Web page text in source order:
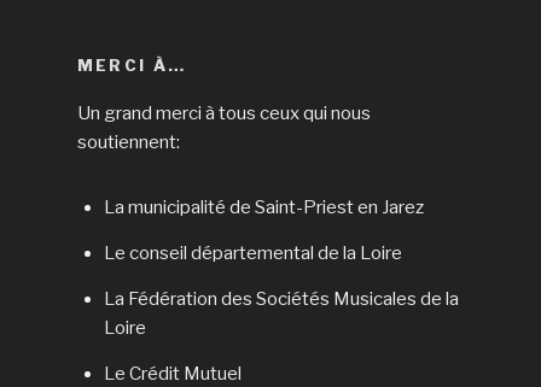
MERCI À…
Un grand merci à tous ceux qui nous
soutiennent:
La municipalité de Saint-Priest en Jarez
Le conseil départemental de la Loire
La Fédération des Sociétés Musicales de la
Loire
Le Crédit Mutuel